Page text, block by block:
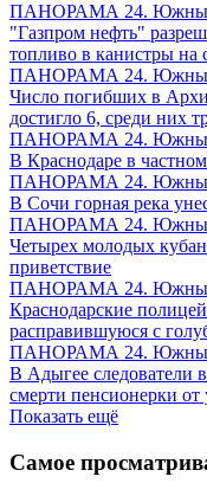
ПАНОРАМА 24.
"Газпром нефть"
топливо в канистры на
ПАНОРАМА 24.
Число погибших в
достигло 6, среди них
ПАНОРАМА 24.
В Краснодаре в
ПАНОРАМА 24.
В Сочи горная река
ПАНОРАМА 24.
Четырех молодых
приветствие
ПАНОРАМА 24.
Краснодарские
расправившуюся с
ПАНОРАМА 24.
В Адыгее следователи
смерти пенсионерки от
Показать ещё
Самое